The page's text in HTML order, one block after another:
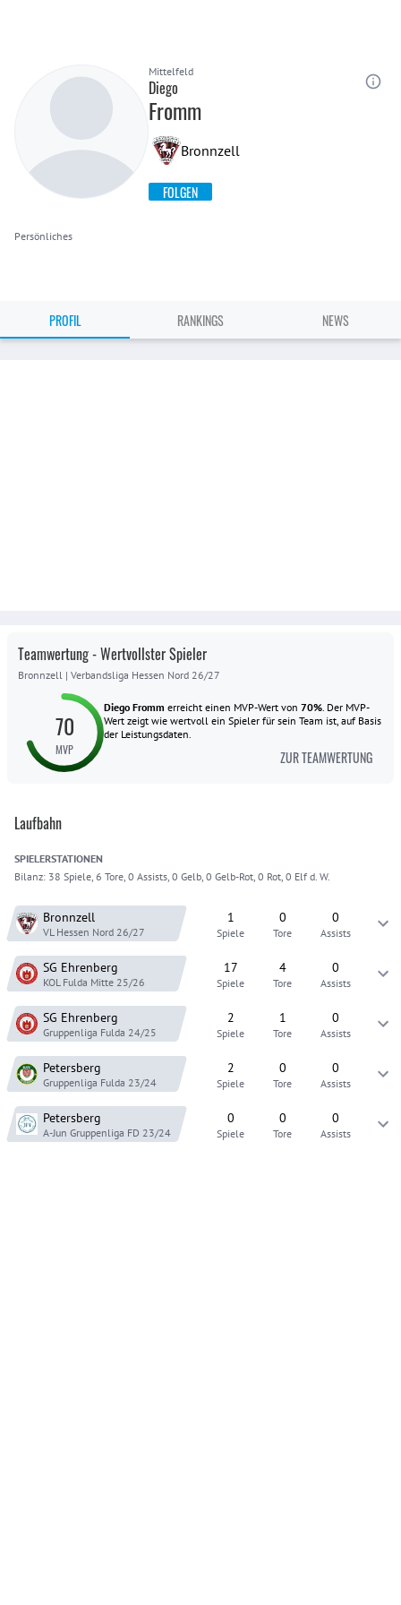
Mittelfeld
Diego
Fromm
Bronnzell
FOLGEN
Persönliches
PROFIL RANKINGS NEWS
Teamwertung - Wertvollster Spieler
Bronnzell | Verbandsliga Hessen Nord 26/27
70
MVP
Diego Fromm erreicht einen MVP-Wert von 70%. Der MVP-
Wert zeigt wie wertvoll ein Spieler für sein Team ist, auf Basis
der Leistungsdaten.
ZUR TEAMWERTUNG
Laufbahn
SPIELERSTATIONEN
Bilanz: 38 Spiele, 6 Tore, 0 Assists, 0 Gelb, 0 Gelb-Rot, 0 Rot, 0 Elf d. W.
Bronnzell
VL Hessen Nord 26/27
1
Spiele
0
Tore
0
Assists
SG Ehrenberg
KOL Fulda Mitte 25/26
17
Spiele
4
Tore
0
Assists
SG Ehrenberg
Gruppenliga Fulda 24/25
2
Spiele
1
Tore
0
Assists
Petersberg
Gruppenliga Fulda 23/24
2
Spiele
0
Tore
0
Assists
Petersberg
A-Jun Gruppenliga FD 23/24
0
Spiele
0
Tore
0
Assists